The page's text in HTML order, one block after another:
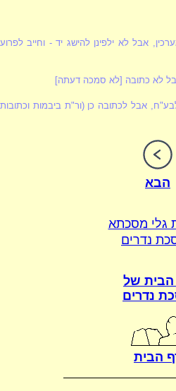
אבל לא ילפינן להישג יד - וחייב לפרוע
אבל לא כתובה [לא סמכה דעתה]
אבל לכתובה כן (ור"ת ביבמות וכתובות
הבא
גלי מסכתא
נדרים
הבית של
נדרים
הבית